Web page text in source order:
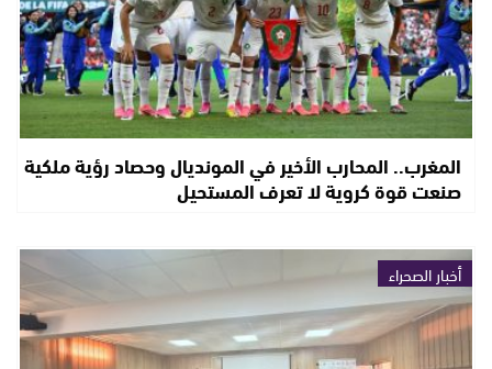
المغرب.. المحارب الأخير في المونديال وحصاد رؤية ملكية
صنعت قوة كروية لا تعرف المستحيل
أخبار الصحراء